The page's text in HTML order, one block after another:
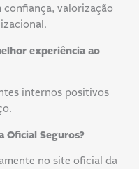
confiança, valorização
experiência ao
internos positivos
Oficial Seguros?
no site oficial da